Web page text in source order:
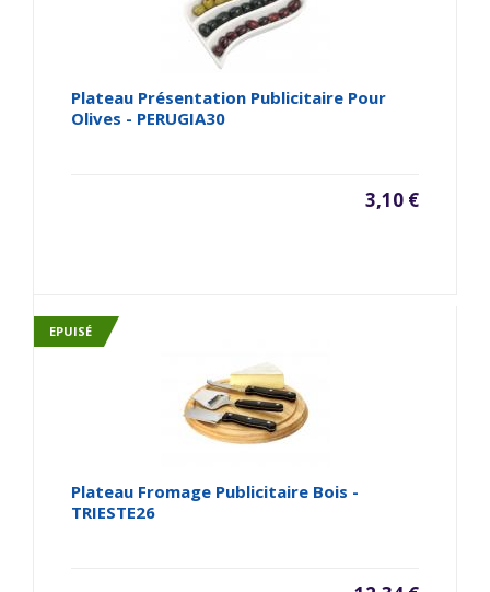
Plateau Présentation Publicitaire Pour
Olives - PERUGIA30
3,10 €
EPUISÉ
Plateau Fromage Publicitaire Bois -
TRIESTE26